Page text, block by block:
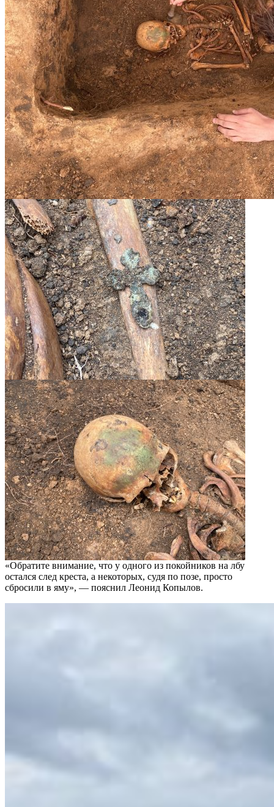
«Обратите внимание, что у одного из покойников на лбу
остался след креста, а некоторых, судя по позе, просто
сбросили в яму», — пояснил Леонид Копылов.